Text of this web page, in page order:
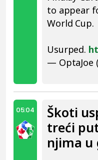
to appear
World Cup.
Usurped.
— OptaJoe
05:04
Škoti
treći
njima u